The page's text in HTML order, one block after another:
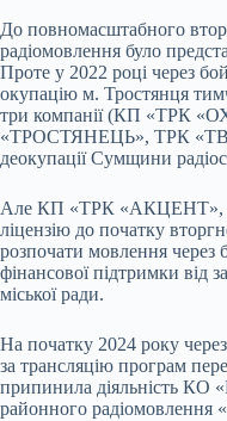
До повномасштабного
радіомовлення було
Проте у 2022 році через
окупацію м. Тростянця
три компанії (КП «ТРК
«ТРОСТЯНЕЦЬ», ТРК
деокупації Сумщини
Але КП «ТРК «АКЦЕНТ»,
ліцензію до початку
розпочати мовлення через
фінансової підтримки від
міської ради.
На початку 2024 року
за трансляцію програм
припинила діяльність КО
районного радіомовлення